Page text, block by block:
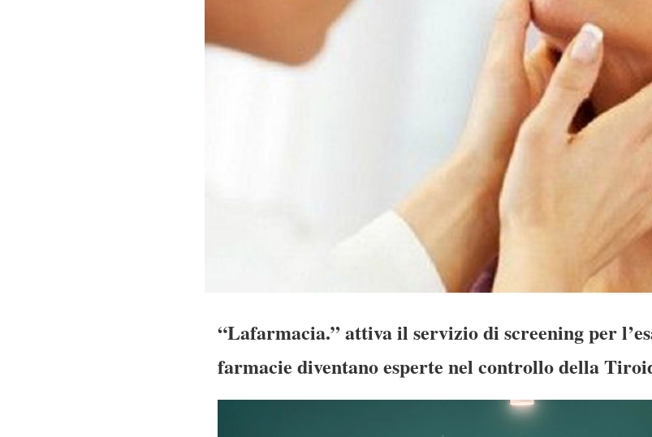
“Lafarmacia.” attiva il servizio di screening per
farmacie diventano esperte nel controllo della